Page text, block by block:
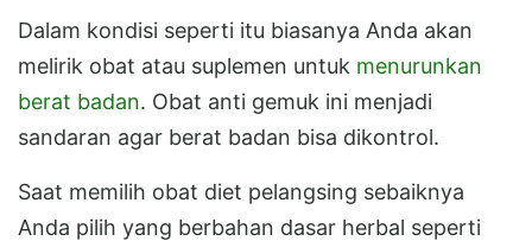
Dalam kondisi seperti itu biasanya Anda akan
melirik obat atau suplemen untuk menurunkan
berat badan. Obat anti gemuk ini menjadi
sandaran agar berat badan bisa dikontrol.
Saat memilih obat diet pelangsing sebaiknya
Anda pilih yang berbahan dasar herbal seperti